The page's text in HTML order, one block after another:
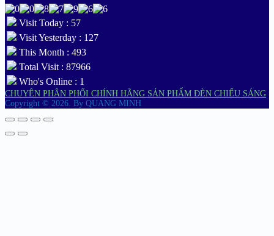
Visit Today : 57
Visit Yesterday : 127
This Month : 493
Total Visit : 87966
Who's Online : 1
CHUYÊN PHÂN PHỐI CHÍNH HÃNG SẢN PHẨM ĐÈN CHIẾU SÁNG
Copyright © 2026. By QUANG MINH